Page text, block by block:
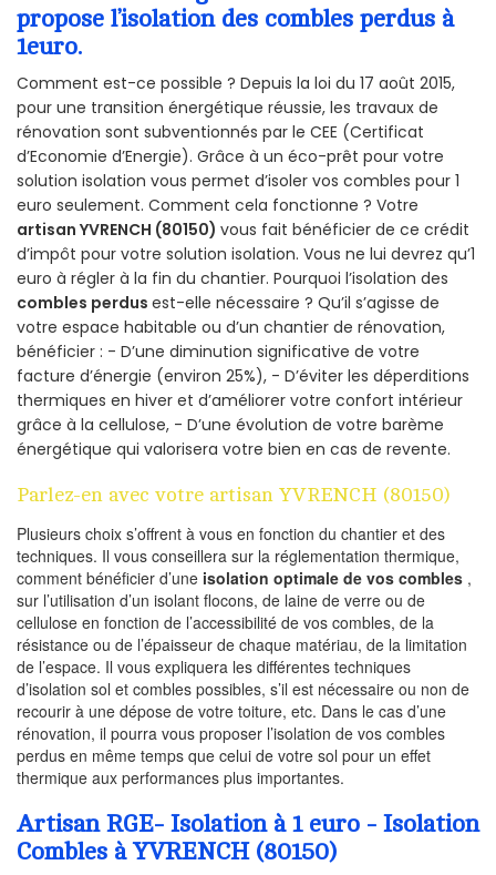
propose l’isolation des combles perdus à
1euro.
Comment est-ce possible ? Depuis la loi du 17 août 2015,
pour une transition énergétique réussie, les travaux de
rénovation sont subventionnés par le CEE (Certificat
d’Economie d’Energie). Grâce à un éco-prêt pour votre
solution isolation vous permet d’isoler vos combles pour 1
euro seulement. Comment cela fonctionne ? Votre
artisan YVRENCH (80150) vous fait bénéficier de ce crédit
d’impôt pour votre solution isolation. Vous ne lui devrez qu’1
euro à régler à la fin du chantier. Pourquoi l’isolation des
combles perdus est-elle nécessaire ? Qu’il s’agisse de
votre espace habitable ou d’un chantier de rénovation,
bénéficier : - D’une diminution significative de votre
facture d’énergie (environ 25%), - D’éviter les déperditions
thermiques en hiver et d’améliorer votre confort intérieur
grâce à la cellulose, - D’une évolution de votre barème
énergétique qui valorisera votre bien en cas de revente.
Parlez-en avec votre artisan YVRENCH (80150)
Plusieurs choix s’offrent à vous en fonction du chantier et des
techniques. Il vous conseillera sur la réglementation thermique,
comment bénéficier d’une isolation optimale de vos combles ,
sur l’utilisation d’un isolant flocons, de laine de verre ou de
cellulose en fonction de l’accessibilité de vos combles, de la
résistance ou de l’épaisseur de chaque matériau, de la limitation
de l’espace. Il vous expliquera les différentes techniques
d’isolation sol et combles possibles, s’il est nécessaire ou non de
recourir à une dépose de votre toiture, etc. Dans le cas d’une
rénovation, il pourra vous proposer l’isolation de vos combles
perdus en même temps que celui de votre sol pour un effet
thermique aux performances plus importantes.
Artisan RGE- Isolation à 1 euro - Isolation
Combles à YVRENCH (80150)